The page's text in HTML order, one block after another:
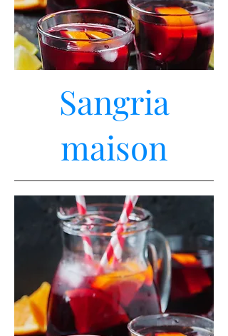
Sangria
maison